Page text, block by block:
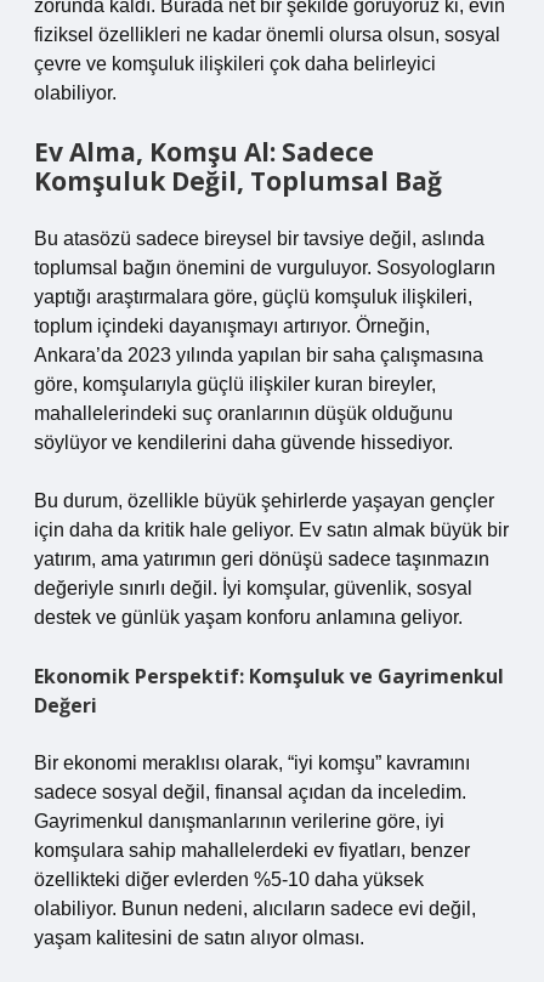
zorunda kaldı. Burada net bir şekilde görüyoruz ki, evin
fiziksel özellikleri ne kadar önemli olursa olsun, sosyal
çevre ve komşuluk ilişkileri çok daha belirleyici
olabiliyor.
Ev Alma, Komşu Al: Sadece
Komşuluk Değil, Toplumsal Bağ
Bu atasözü sadece bireysel bir tavsiye değil, aslında
toplumsal bağın önemini de vurguluyor. Sosyologların
yaptığı araştırmalara göre, güçlü komşuluk ilişkileri,
toplum içindeki dayanışmayı artırıyor. Örneğin,
Ankara’da 2023 yılında yapılan bir saha çalışmasına
göre, komşularıyla güçlü ilişkiler kuran bireyler,
mahallelerindeki suç oranlarının düşük olduğunu
söylüyor ve kendilerini daha güvende hissediyor.
Bu durum, özellikle büyük şehirlerde yaşayan gençler
için daha da kritik hale geliyor. Ev satın almak büyük bir
yatırım, ama yatırımın geri dönüşü sadece taşınmazın
değeriyle sınırlı değil. İyi komşular, güvenlik, sosyal
destek ve günlük yaşam konforu anlamına geliyor.
Ekonomik Perspektif: Komşuluk ve Gayrimenkul
Değeri
Bir ekonomi meraklısı olarak, “iyi komşu” kavramını
sadece sosyal değil, finansal açıdan da inceledim.
Gayrimenkul danışmanlarının verilerine göre, iyi
komşulara sahip mahallelerdeki ev fiyatları, benzer
özellikteki diğer evlerden %5-10 daha yüksek
olabiliyor. Bunun nedeni, alıcıların sadece evi değil,
yaşam kalitesini de satın alıyor olması.